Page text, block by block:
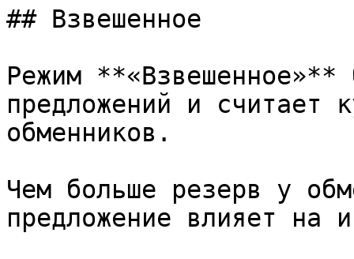
## Взвешенное
Режим **«Взвешенное»**
предложений и считает
обменников.
Чем больше резерв у
предложение влияет на